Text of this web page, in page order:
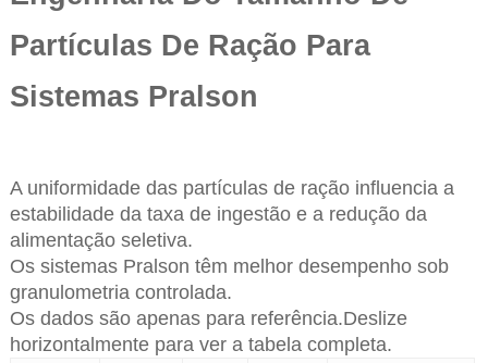
Partículas De Ração Para
Sistemas Pralson
A uniformidade das partículas de ração influencia a
estabilidade da taxa de ingestão e a redução da
alimentação seletiva.
Os sistemas Pralson têm melhor desempenho sob
granulometria controlada.
Os dados são apenas para referência.Deslize
horizontalmente para ver a tabela completa.